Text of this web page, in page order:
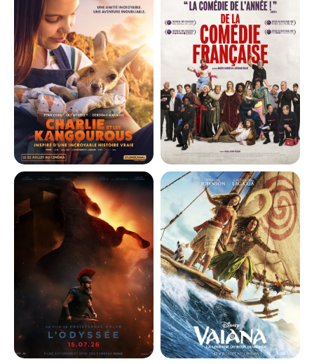
Horaires et Infos
Bande-annonce
Réservation
Comédie
VF
Horaires et Infos
Bande-annonce
Réservation
Action, Aventure...
VF
CHARLIE ET LES KANGOUROUS
Horaires et Infos
Bande-annonce
Réservation
Comédie, Famili...
VF
DE LA COMÉDIE-FRANÇAISE
Horaires et Infos
Bande-annonce
Réservation
Comédie